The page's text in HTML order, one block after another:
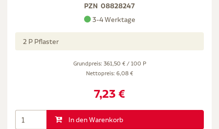
PZN 08828247
3-4 Werktage
2 P Pflaster
Grundpreis: 361,50 € / 100 P
Nettopreis: 6,08 €
7,23 €
In den Warenkorb